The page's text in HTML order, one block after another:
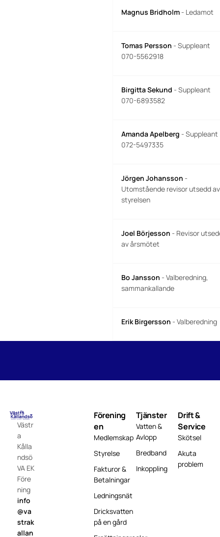
Magnus Bridholm - Ledamot
Tomas Persson - Suppleant
070-5562918
Birgitta Sekund - Suppleant
070-6893582
Amanda Apelberg - Suppleant
072-5497335
Jörgen Johansson -
Utomstående revisor utsedd av
styrelsen
Joel Börjesson - Revisor
av årsmötet
Bo Jansson - Valberedning,
sammankallande
Erik Birgersson - Valberedning
Västr
a
Kålla
ndsö
VA EK
Före
ning
info
@va
strak
allan
Förening
en
Medlemskap
Styrelse
Fakturor &
Betalningar
Ledningsnät
Dricksvatten
på en gård
Tjänster
Vatten &
Avlopp
Bredband
Inkoppling
Drift &
Service
Skötsel
Akuta
problem